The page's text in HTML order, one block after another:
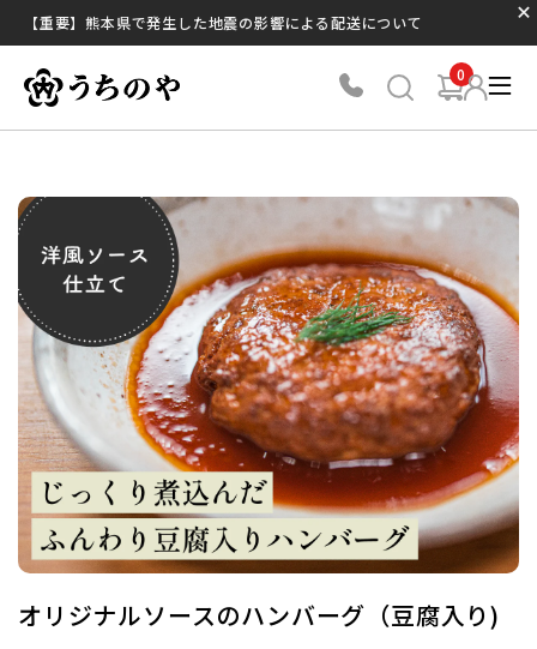
【重要】熊本県で発生した地震の影響による配送について
0
オリジナルソースのハンバーグ（豆腐入り)